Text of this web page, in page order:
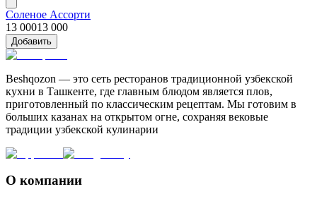
Соленое Ассорти
13 00013 000
Добавить
Beshqozon — это сеть ресторанов традиционной узбекской
кухни в Ташкенте, где главным блюдом является плов,
приготовленный по классическим рецептам. Мы готовим в
больших казанах на открытом огне, сохраняя вековые
традиции узбекской кулинарии
О компании